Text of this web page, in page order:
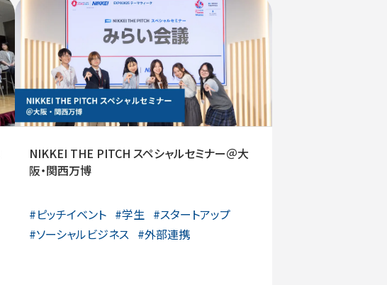
NIKKEI THE PITCH スペシャルセミナー＠大
阪・関西万博
#ピッチイベント #学生 #スタートアップ
#ソーシャルビジネス #外部連携